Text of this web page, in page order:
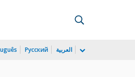
Русский العربية